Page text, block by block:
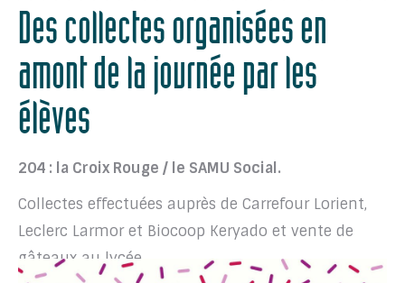
Des collectes organisées en
amont de la journée par les
élèves
204 : la Croix Rouge / le SAMU Social.
Collectes effectuées auprès de Carrefour Lorient,
Leclerc Larmor et Biocoop Keryado et vente de
gâteaux au lycée.